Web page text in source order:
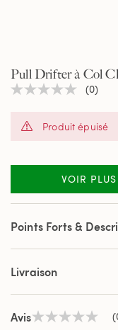
Pull Drifter à Col
Aucune
notation
la
(0)
Produit épuisé
VOIR
Points Forts &
Livraison
AvisAucune